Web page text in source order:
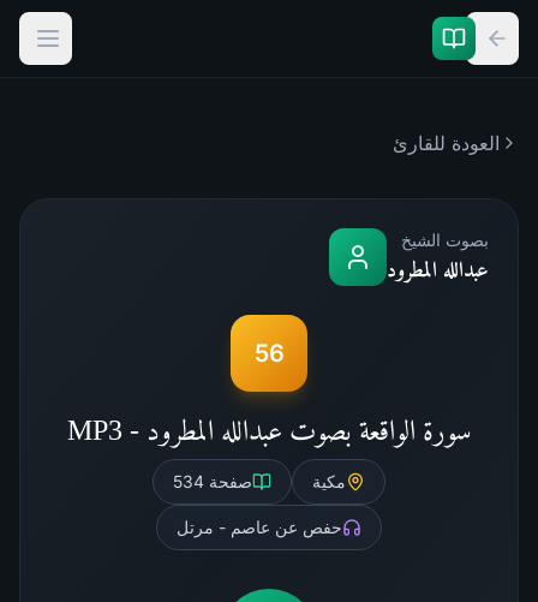
العودة للقارئ
بصوت الشيخ
عبدالله المطرود
56
سورة الواقعة بصوت عبدالله المطرود - MP3
مكية صفحة 534
حفص عن عاصم - مرتل